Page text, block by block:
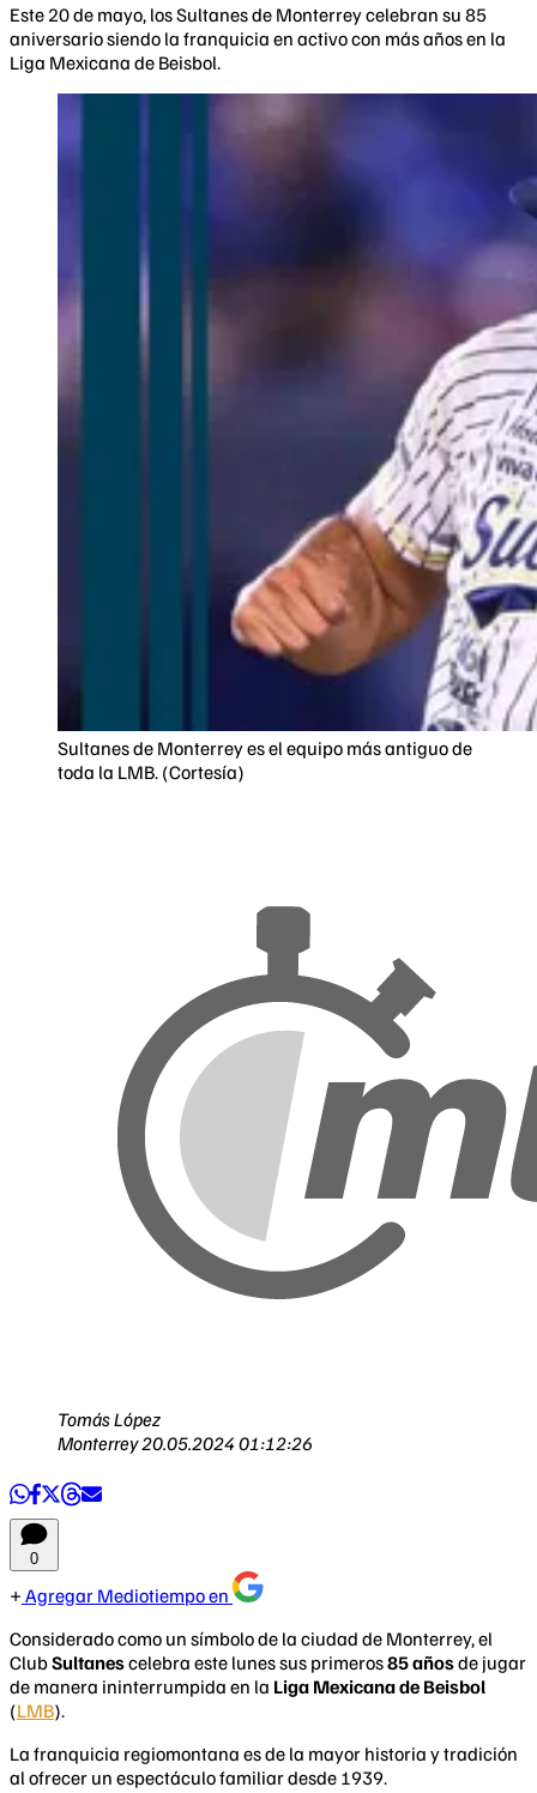
Este 20 de mayo, los Sultanes de Monterrey celebran su 85
aniversario siendo la franquicia en activo con más años en la
Liga Mexicana de Beisbol.
Sultanes de Monterrey es el equipo más antiguo de
toda la LMB. (Cortesía)
Tomás López
Monterrey20.05.2024 01:12:26
0
Agregar Mediotiempo en
Considerado como un símbolo de la ciudad de Monterrey, el
ClubSultanescelebra este lunes sus primeros85 añosde jugar
de manera ininterrumpida en la Liga Mexicana de Beisbol
(LMB).
La franquicia regiomontana es de la mayor historia y tradición
al ofrecer un espectáculo familiar desde 1939.